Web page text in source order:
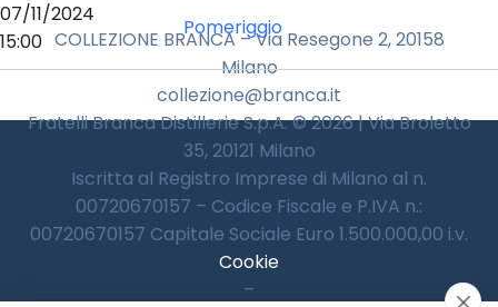
07/11/2024
15:00
Pomeriggio
COLLEZIONE BRANCA – Via Resegone 2, 20158
Milano
collezione@branca.it
Fratelli Branca Distillerie S.p.A. © 2026 | Via Broletto
35, 20121 Milano
Iscritta al Registro Imprese di Milano al n.
00720670157 – Codice Fiscale e P.IVA n.:
00720670157 Capitale Sociale Euro 1.500.000,00 i.v.
Cookie
–